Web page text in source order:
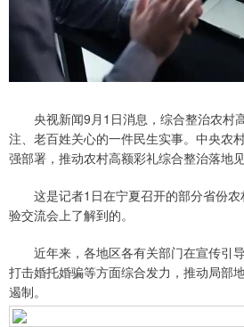
央视新闻9月1日消息，综合整治农村
注、老百姓关心的一件民生实事。中央农
强部署，推动农村高额彩礼综合整治落地见
这是记者1日在宁夏召开的部分省份农
验交流会上了解到的。
近年来，各地区各有关部门在宣传引导
打击婚托婚骗等方面综合发力，推动局部
遏制。